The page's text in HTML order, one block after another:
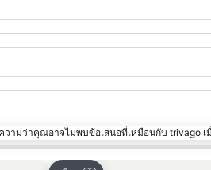
ามว่าคุณอาจไม่พบข้อเสนอที่เหมือนกับ trivago เ